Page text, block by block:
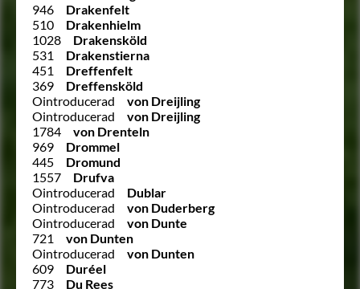
946
Drakenfelt
510
Drakenhielm
1028
Drakensköld
531
Drakenstierna
451
Dreffenfelt
369
Dreffensköld
Ointroducerad
von Dreijling
Ointroducerad
von Dreijling
1784
von Drenteln
969
Drommel
445
Dromund
1557
Drufva
Ointroducerad
Dublar
Ointroducerad
von Duderberg
Ointroducerad
von Dunte
721
von Dunten
Ointroducerad
von Dunten
609
Duréel
773
Du Rees